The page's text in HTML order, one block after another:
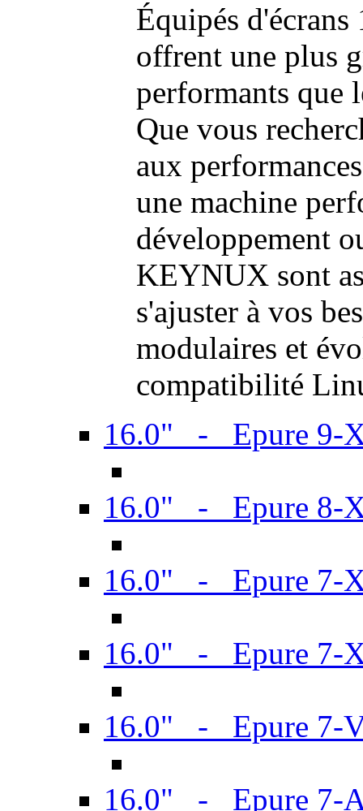
Équipés
offrent une plus
performants que
Que vous
aux
une machine
développement
KEYNUX sont
s'ajuster à vos
modulaires et
compatibilité
16.0" - Epure 9-
16.0" - Epure 8-
16.0" - Epure 7-
16.0" - Epure 7-
16.0" - Epure 7-
16.0" - Epure 7-